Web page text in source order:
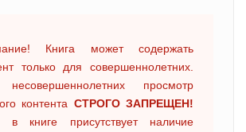
Книга может содержать
только для совершеннолетних.
просмотр
контента СТРОГО ЗАПРЕЩЕН!
в книге присутствует наличие